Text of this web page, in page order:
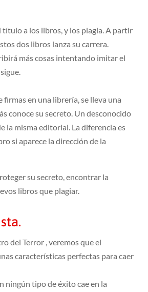
a los libros, y los plagia. A partir
dos libros lanza su carrera.
más cosas intentando imitar el
firmas en una librería, se lleva una
conoce su secreto. Un desconocido
la misma editorial. La diferencia es
si aparece la dirección de la
su secreto, encontrar la
libros que plagiar.
del Terror , veremos que el
características perfectas para caer
ningún tipo de éxito cae en la